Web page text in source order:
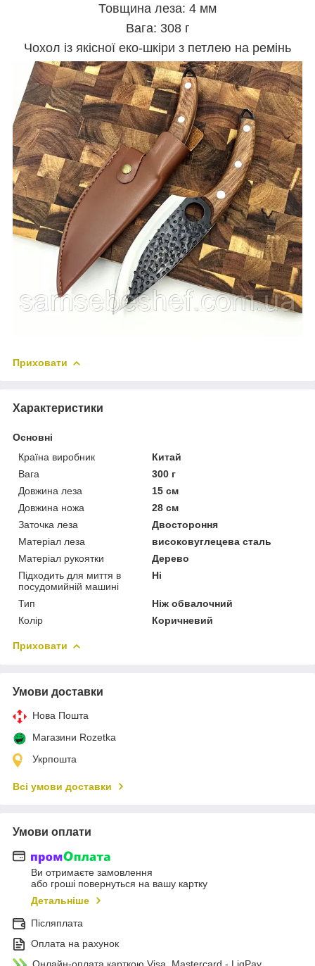
Товщина леза: 4 мм
Вага: 308 г
Чохол із якісної еко-шкіри з петлею на ремінь
Приховати
Характеристики
Основні
Країна виробник
Китай
Вага
300 г
Довжина леза
15 см
Довжина ножа
28 см
Заточка леза
Двостороння
Матеріал леза
високовуглецева сталь
Матеріал рукоятки
Дерево
Підходить для миття в
посудомийній машині
Ні
Тип
Ніж обвалочний
Колір
Коричневий
Приховати
Умови доставки
Нова Пошта
Магазини Rozetka
Укрпошта
Всі умови доставки
Умови оплати
Ви отримаєте замовлення
або гроші повернуться на вашу картку
Детальніше
Післяплата
Оплата на рахунок